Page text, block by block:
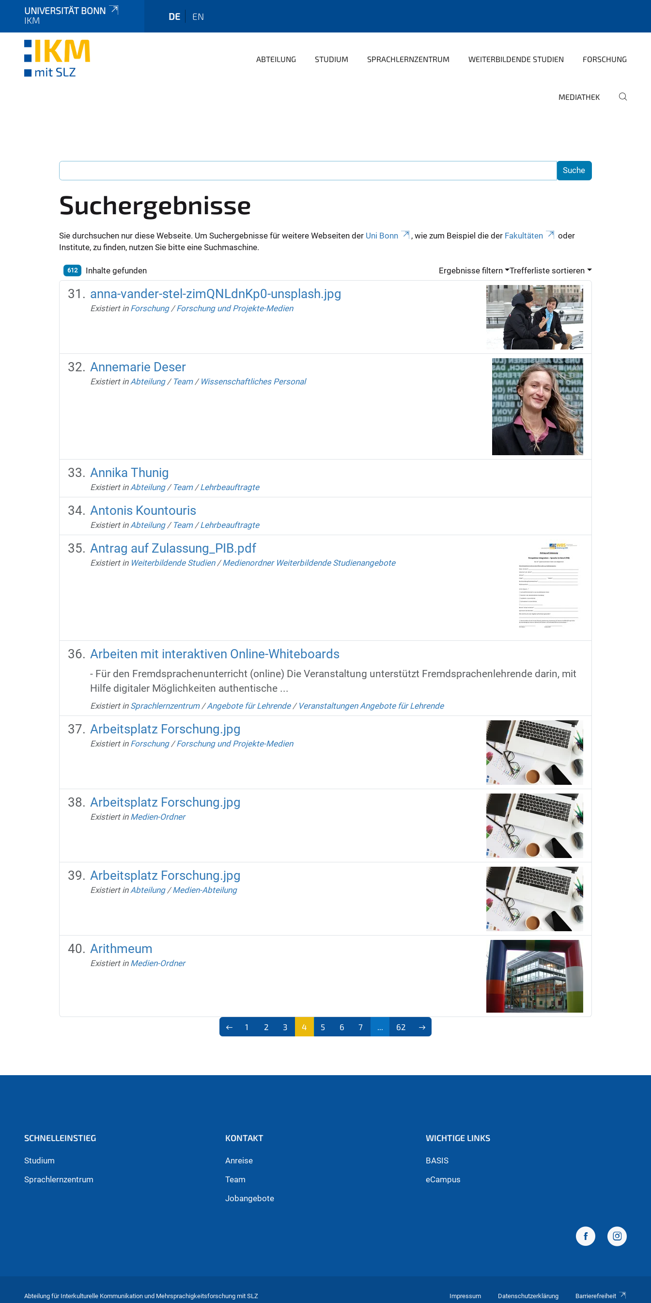
UNIVERSITÄT BONN
IKM
DE EN
ABTEILUNG STUDIUM SPRACHLERNZENTRUM WEITERBILDENDE STUDIEN FORSCHUNG
MEDIATHEK
Suchergebnisse
Sie durchsuchen nur diese Webseite. Um Suchergebnisse für weitere Webseiten der Uni Bonn , wie zum Beispiel die der Fakultäten
oder
Institute, zu finden, nutzen Sie bitte eine Suchmaschine.
612 Inhalte gefunden Ergebnisse filtern Trefferliste sortieren
anna-vander-stel-zimQNLdnKp0-unsplash.jpg
Existiert in Forschung /Forschung und Projekte-Medien
Annemarie Deser
Existiert in Abteilung / Team / Wissenschaftliches Personal
Annika Thunig
Existiert in Abteilung / Team /Lehrbeauftragte
Antonis Kountouris
Existiert in Abteilung / Team /Lehrbeauftragte
Antrag auf Zulassung_PIB.pdf
Existiert in Weiterbildende Studien /Medienordner Weiterbildende Studienangebote
Arbeiten mit interaktiven Online-Whiteboards
- Für den Fremdsprachenunterricht (online) Die Veranstaltung unterstützt Fremdsprachenlehrende darin, mit
Hilfe digitaler Möglichkeiten authentische ...
Existiert in Sprachlernzentrum /Angebote für Lehrende / Veranstaltungen Angebote für Lehrende
Arbeitsplatz Forschung.jpg
Existiert in Forschung /Forschung und Projekte-Medien
Arbeitsplatz Forschung.jpg
Existiert in Medien-Ordner
Arbeitsplatz Forschung.jpg
Existiert in Abteilung /Medien-Abteilung
Arithmeum
Existiert in Medien-Ordner
1 2 3
4
5 6 7 62
SCHNELLEINSTIEG
Studium
Sprachlernzentrum
KONTAKT
Anreise
Team
Jobangebote
WICHTIGE LINKS
BASIS
eCampus
Abteilung für Interkulturelle Kommunikation und Mehrsprachigkeitsforschung mit SLZ Impressum Datenschutzerklärung Barrierefreiheit